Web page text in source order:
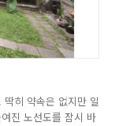
히 약속은 없지만 일
진 노선도를 잠시 바